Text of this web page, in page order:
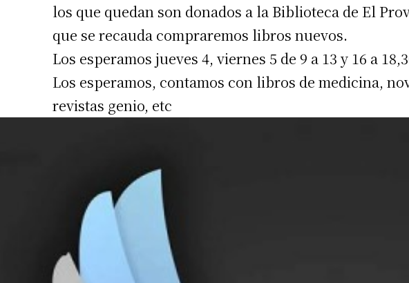
los que quedan son donados a la Biblioteca de El
que se recauda compraremos libros nuevos.
Los esperamos jueves 4, viernes 5 de 9 a 13 y 16 a
Los esperamos, contamos con libros de medicina,
revistas genio, etc